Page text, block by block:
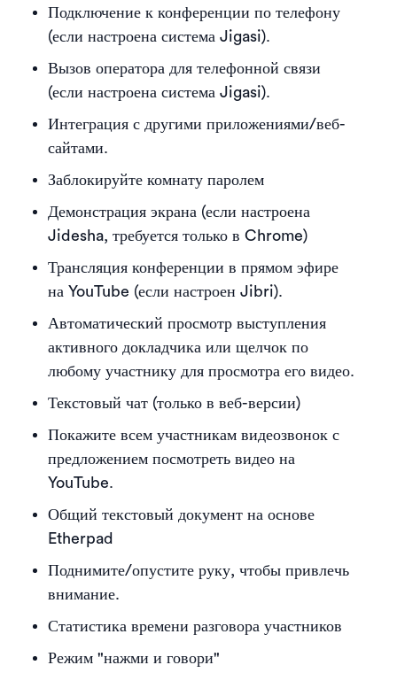
Подключение к конференции по телефону
(если настроена система Jigasi).
Вызов оператора для телефонной связи
(если настроена система Jigasi).
Интеграция с другими приложениями/веб-
сайтами.
Заблокируйте комнату паролем
Демонстрация экрана (если настроена
Jidesha, требуется только в Chrome)
Трансляция конференции в прямом эфире
на YouTube (если настроен Jibri).
Автоматический просмотр выступления
активного докладчика или щелчок по
любому участнику для просмотра его видео.
Текстовый чат (только в веб-версии)
Покажите всем участникам видеозвонок с
предложением посмотреть видео на
YouTube.
Общий текстовый документ на основе
Etherpad
Поднимите/опустите руку, чтобы привлечь
внимание.
Статистика времени разговора участников
Режим "нажми и говори"